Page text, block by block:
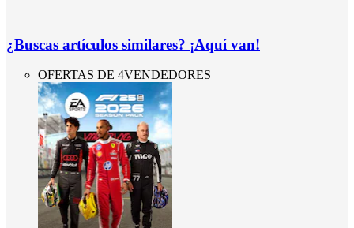
¿Buscas artículos similares? ¡Aquí van!
OFERTAS DE 4VENDEDORES